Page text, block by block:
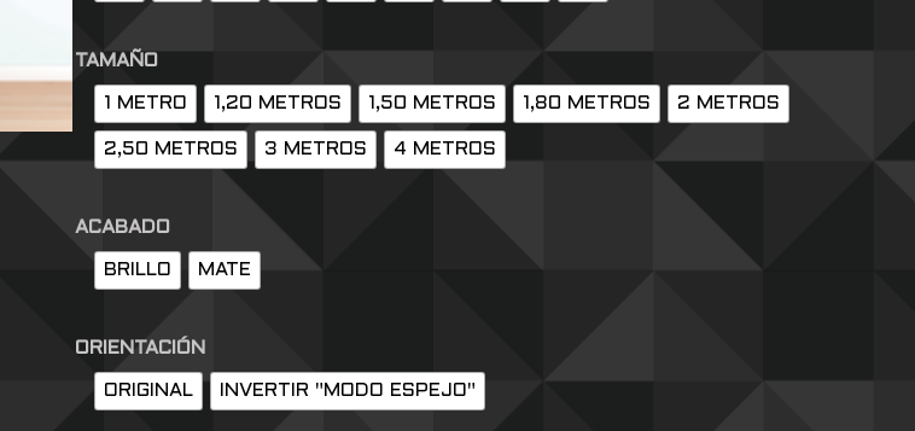
TAMAÑO
1 METRO 1,20 METROS 1,50 METROS 1,80 METROS 2 METROS
2,50 METROS 3 METROS 4 METROS
ACABADO
BRILLO MATE
ORIENTACIÓN
ORIGINAL INVERTIR "MODO ESPEJO"